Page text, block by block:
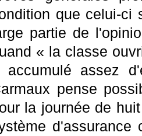
que celui-ci
partie de
« la classe
accumulé assez
pense
la journée de